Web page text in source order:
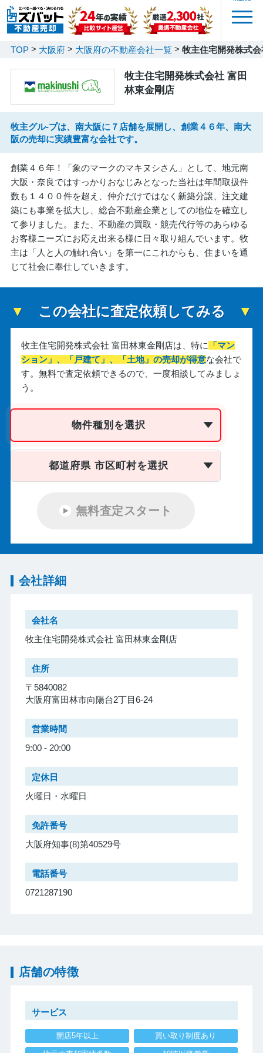
TOP 大阪府 大阪府の不動産会社一覧 牧主住宅開発株式
牧主住宅開発株式会社 富田
林東金剛店
牧主グル-プは、南大阪に７店舗を展開し、創業４６年、南大
阪の売却に実績豊富な会社です。
創業４６年！「象のマークのマキヌシさん」として、地元南
大阪・奈良ではすっかりおなじみとなった当社は年間取扱件
数も１４００件を超え、仲介だけではなく新築分譲、注文建
築にも事業を拡大し、総合不動産企業としての地位を確立し
て参りました。また、不動産の買取・競売代行等のあらゆる
お客様ニーズにお応え出来る様に日々取り組んでいます。牧
主は「人と人の触れ合い」を第一にこれからも、住まいを通
じて社会に奉仕していきます。
この会社に査定依頼してみる
牧主住宅開発株式会社 富田林東金剛店は、 特に
「マン
ション」、「戸建て」、「土地」の売却が得意な会社で
す。 無料で査定依頼できるので、一度相談してみましょ
う。
物件種別を選択
都道府県 市区町村を選択
無料査定スタート
会社詳細
会社名
牧主住宅開発株式会社 富田林東金剛店
住所
〒5840082
大阪府富田林市向陽台2丁目6-24
営業時間
9:00 - 20:00
定休日
火曜日・水曜日
免許番号
大阪府知事(8)第40529号
電話番号
0721287190
店舗の特徴
サービス
開店5年以上 買い取り制度あり